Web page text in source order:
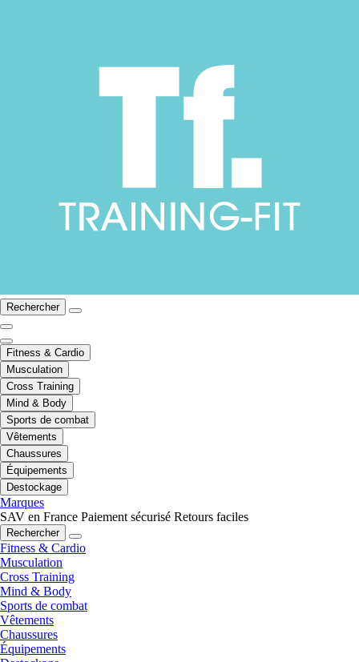
Rechercher
Fitness & Cardio
Musculation
Cross Training
Mind & Body
Sports de combat
Vêtements
Chaussures
Équipements
Destockage
Marques
SAV en France Paiement sécurisé Retours faciles
Rechercher
Fitness & Cardio
Musculation
Cross Training
Mind & Body
Sports de combat
Vêtements
Chaussures
Équipements